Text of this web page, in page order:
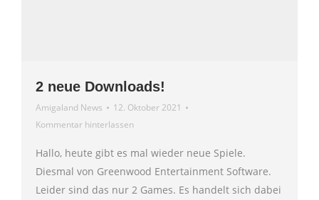
2 neue Downloads!
Amigaland News
12. Oktober 2021
Kommentar hinterlassen
Hallo, heute gibt es mal wieder neue Spiele.
Diesmal von Greenwood Entertainment Software.
Leider sind das nur 2 Games. Es handelt sich dabei